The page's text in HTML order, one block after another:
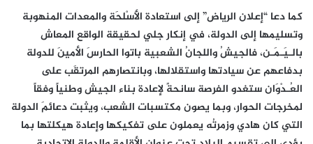
كما دعا “إعلان الرياض” إلى استعادة الأَسْلحَة والمعدات المنهوبة
وتسليمها إلى الدولة، في إنكار جلي لحقيقة الواقع المعاش
بالـيَـمَـن، فالجيشُ واللجانُ الشعبية باتوا الحارسَ الأمينَ للدولة
بدفاعهم عن سيادتها واستقلالها، وبانتصارهم المرتقَب على
العُـدْوَان ستغدو الفرصة سانحةً لإعادة بناء الجيش وطنياً وفقاً
لمخرجات الحوار، وبما يصون مكتسبات الشعب، ويثبت دعائمَ الدولة
التي كان هادي وزمرتُه يعملون على تفكيكها وإعادة هيكلتها بما